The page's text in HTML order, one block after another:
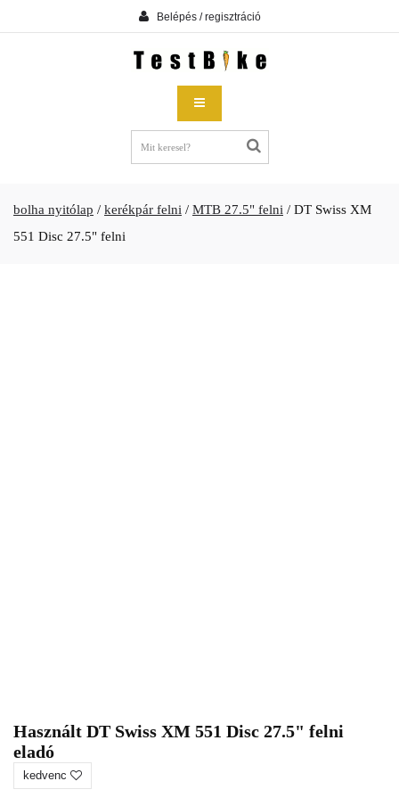
Belépés / regisztráció
bolha nyitólap / kerékpár felni / MTB 27.5" felni / DT Swiss XM
551 Disc 27.5" felni
Használt DT Swiss XM 551 Disc 27.5" felni
eladó
kedvenc